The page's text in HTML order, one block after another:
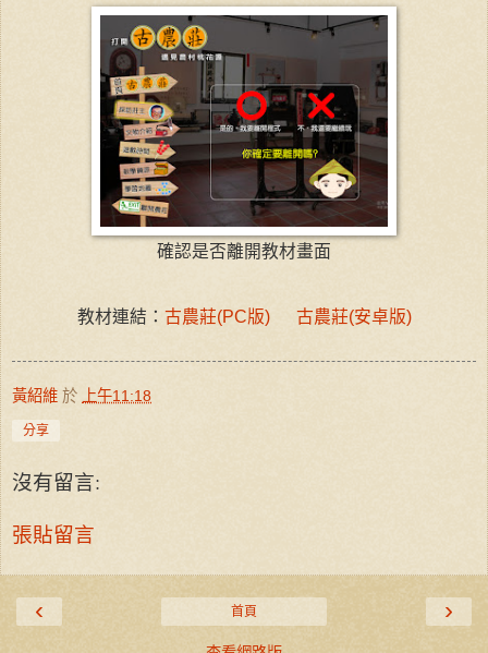
確認是否離開教材畫面
教材連結： 古農莊(PC版) 古農莊(安卓版)
黃紹維 於 上午11:18
分享
沒有留言:
張貼留言
‹ ›
首頁